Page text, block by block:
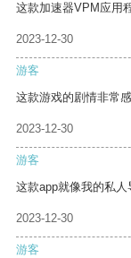
这款加速器VPM应用
2023-12-30
游客
这款游戏的剧情非常
2023-12-30
游客
这款app就像我的私人
2023-12-30
游客